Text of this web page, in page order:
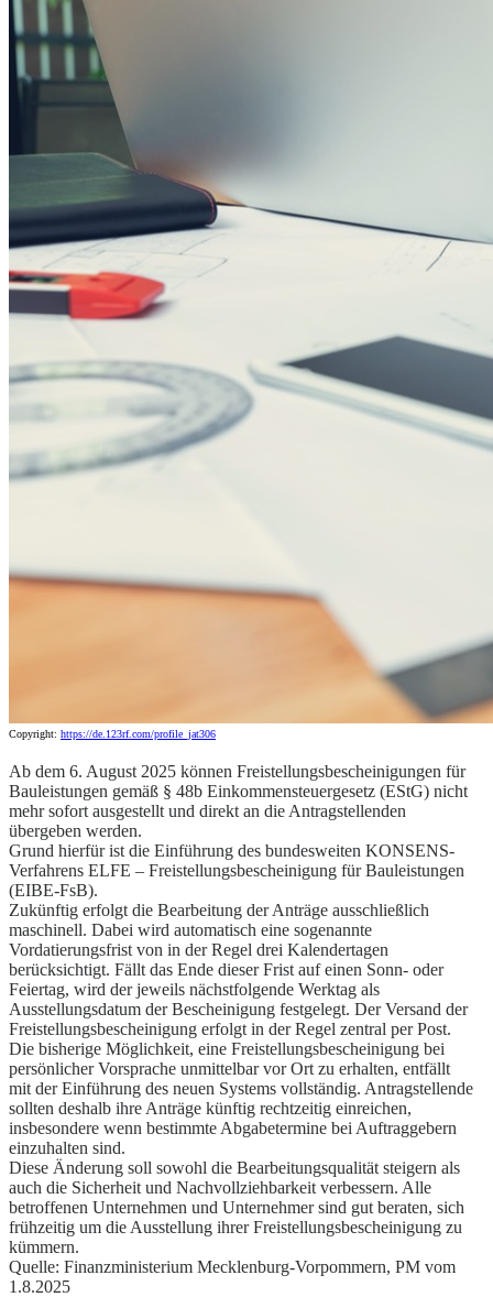
Copyright: https://de.123rf.com/profile_jat306
Ab dem 6. August 2025 können Freistellungsbescheinigungen für
Bauleistungen gemäß § 48b Einkommensteuergesetz (EStG) nicht
mehr sofort ausgestellt und direkt an die Antragstellenden
übergeben werden.
Grund hierfür ist die Einführung des bundesweiten KONSENS-
Verfahrens ELFE – Freistellungsbescheinigung für Bauleistungen
(EIBE-FsB).
Zukünftig erfolgt die Bearbeitung der Anträge ausschließlich
maschinell. Dabei wird automatisch eine sogenannte
Vordatierungsfrist von in der Regel drei Kalendertagen
berücksichtigt. Fällt das Ende dieser Frist auf einen Sonn- oder
Feiertag, wird der jeweils nächstfolgende Werktag als
Ausstellungsdatum der Bescheinigung festgelegt. Der Versand der
Freistellungsbescheinigung erfolgt in der Regel zentral per Post.
Die bisherige Möglichkeit, eine Freistellungsbescheinigung bei
persönlicher Vorsprache unmittelbar vor Ort zu erhalten, entfällt
mit der Einführung des neuen Systems vollständig. Antragstellende
sollten deshalb ihre Anträge künftig rechtzeitig einreichen,
insbesondere wenn bestimmte Abgabetermine bei Auftraggebern
einzuhalten sind.
Diese Änderung soll sowohl die Bearbeitungsqualität steigern als
auch die Sicherheit und Nachvollziehbarkeit verbessern. Alle
betroffenen Unternehmen und Unternehmer sind gut beraten, sich
frühzeitig um die Ausstellung ihrer Freistellungsbescheinigung zu
kümmern.
Quelle: Finanzministerium Mecklenburg-Vorpommern, PM vom
1.8.2025